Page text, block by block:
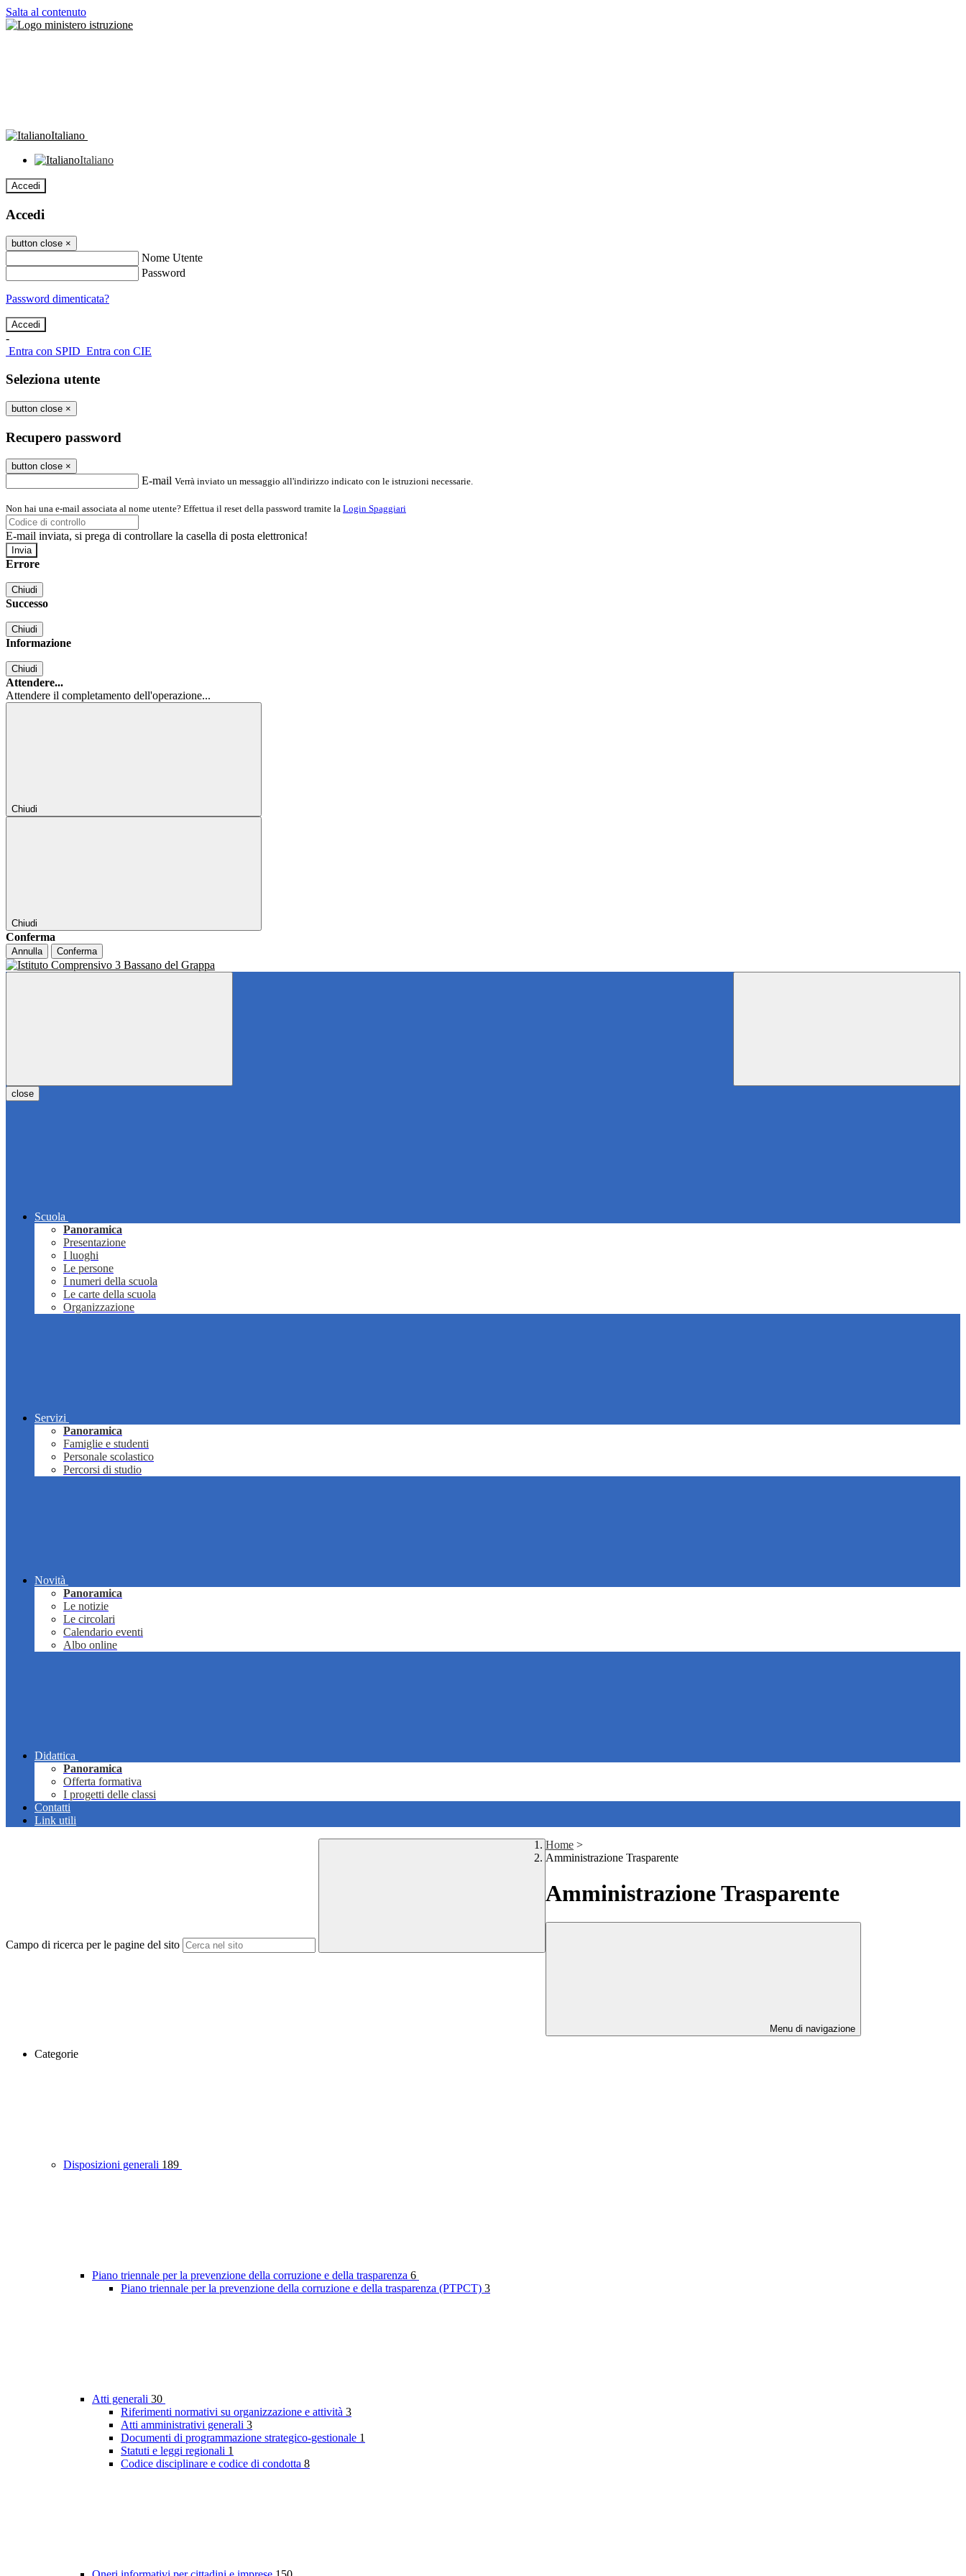
Salta al contenuto
Italiano
Italiano
Accedi
Accedi
button close ×
Nome Utente
Password
Password dimenticata?
-
Entra con SPID Entra con CIE
Seleziona utente
button close ×
Recupero password
button close ×
E-mail Verrà inviato un messaggio all'indirizzo indicato con le istruzioni necessarie.
Non hai una e-mail associata al nome utente? Effettua il reset della password tramite la Login Spaggiari
E-mail inviata, si prega di controllare la casella di posta elettronica!
Errore
Chiudi
Successo
Chiudi
Informazione
Chiudi
Attendere...
Attendere il completamento dell'operazione...
Chiudi
Chiudi
Conferma
Annulla Conferma
close
Scuola
Panoramica
Presentazione
I luoghi
Le persone
I numeri della scuola
Le carte della scuola
Organizzazione
Servizi
Panoramica
Famiglie e studenti
Personale scolastico
Percorsi di studio
Novità
Panoramica
Le notizie
Le circolari
Calendario eventi
Albo online
Didattica
Panoramica
Offerta formativa
I progetti delle classi
Contatti
Link utili
Campo di ricerca per le pagine del sito
Home >
Amministrazione Trasparente
Amministrazione Trasparente
Menu di navigazione
Categorie
Disposizioni generali 189
Piano triennale per la prevenzione della corruzione e della trasparenza 6
Piano triennale per la prevenzione della corruzione e della trasparenza (PTPCT) 3
Atti generali 30
Riferimenti normativi su organizzazione e attività 3
Atti amministrativi generali 3
Documenti di programmazione strategico-gestionale 1
Statuti e leggi regionali 1
Codice disciplinare e codice di condotta 8